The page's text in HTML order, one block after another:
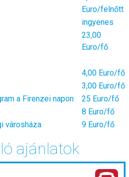
Euro/felnőtt
ingyenes
23,00
Euro/fő
4,00 Euro/fő
3,00 Euro/fő
a Firenzei napon
25 Euro/fő
8 Euro/fő
városháza
9 Euro/fő
ajánlatok